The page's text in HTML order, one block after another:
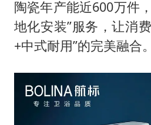
陶瓷年产能近600万件
地化安装”服务，让消
+中式耐用”的完美融合。